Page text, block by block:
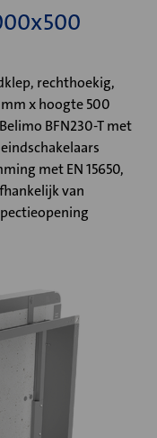
rechthoekig,
x hoogte 500
BFN230-T met
met EN 15650,
van